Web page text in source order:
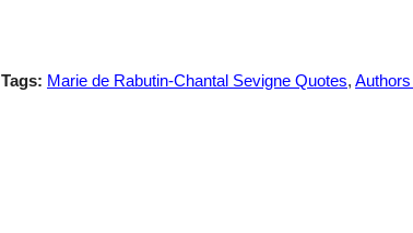
Tags: Marie de Rabutin-Chantal Sevigne Quotes,